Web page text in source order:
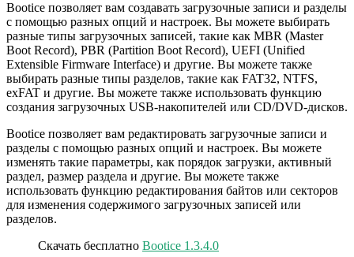
Bootice позволяет вам создавать загрузочные записи и разделы
с помощью разных опций и настроек. Вы можете выбирать
разные типы загрузочных записей, такие как MBR (Master
Boot Record), PBR (Partition Boot Record), UEFI (Unified
Extensible Firmware Interface) и другие. Вы можете также
выбирать разные типы разделов, такие как FAT32, NTFS,
exFAT и другие. Вы можете также использовать функцию
создания загрузочных USB-накопителей или CD/DVD-дисков.
Bootice позволяет вам редактировать загрузочные записи и
разделы с помощью разных опций и настроек. Вы можете
изменять такие параметры, как порядок загрузки, активный
раздел, размер раздела и другие. Вы можете также
использовать функцию редактирования байтов или секторов
для изменения содержимого загрузочных записей или
разделов.
Скачать бесплатно Bootice 1.3.4.0